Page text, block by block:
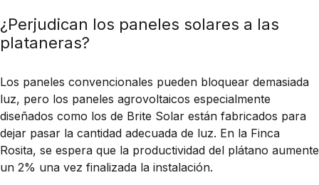
¿Perjudican los paneles solares a las
plataneras?
Los paneles convencionales pueden bloquear demasiada
luz, pero los paneles agrovoltaicos especialmente
diseñados como los de Brite Solar están fabricados para
dejar pasar la cantidad adecuada de luz. En la Finca
Rosita, se espera que la productividad del plátano aumente
un 2% una vez finalizada la instalación.